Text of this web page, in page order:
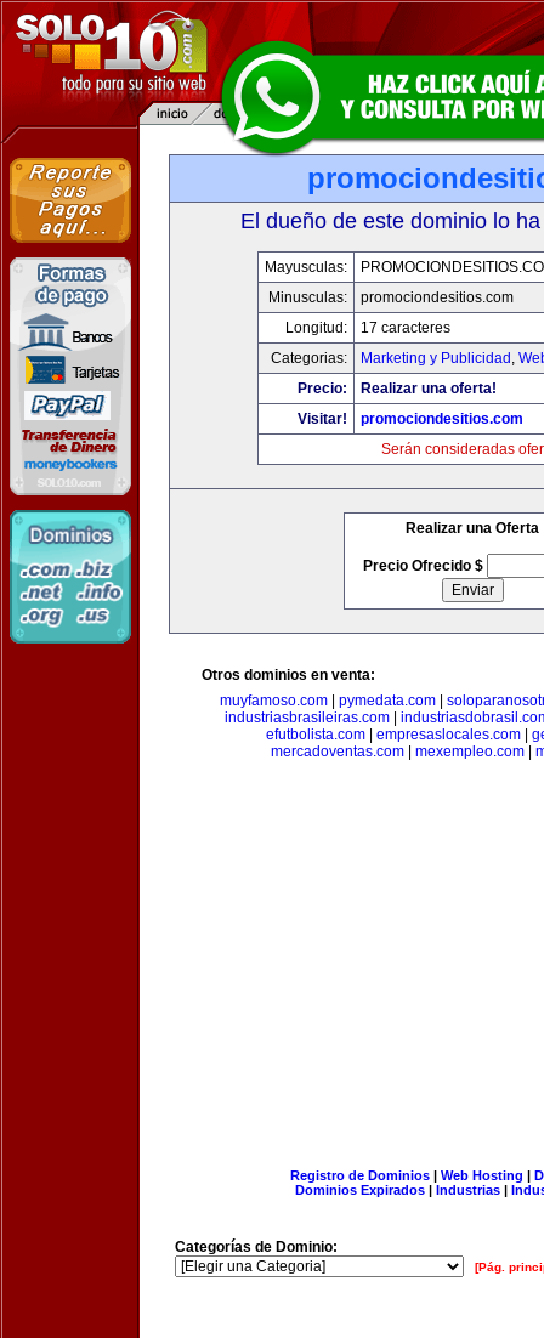
El dueño de este dominio lo
Mayusculas:
Minusculas:
promociondesitios.com
Longitud:
17 caracteres
Categorias:
Marketing y Publicidad ,
Precio:
Realizar una oferta!
Visitar!
promociondesitios.com
Serán consideradas
Realizar una Oferta
Precio Ofrecido $
Otros dominios en venta:
muyfamoso.com
pymedata.com
industriasbrasileiras.com|
efutbolista.com| empresaslocales.com|
mercadoventas.com
mexempleo.com
Registro de Dominios| Web Hosting |
Dominios Expirados | Industrias |
Categorías de Dominio:
[Pág.